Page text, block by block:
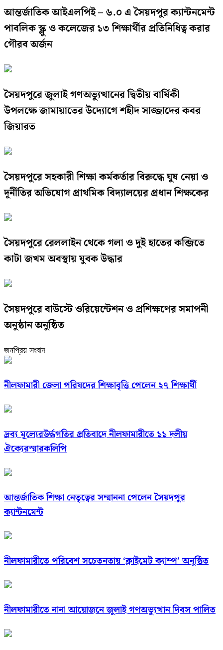
আন্তর্জাতিক আইএলপিই – ৬.০ এ সৈয়দপুর ক্যান্টনমেন্ট
পাবলিক স্ক্লু ও কলেজের ১৩ শিক্ষার্থীর প্রতিনিধিত্ব করার
গৌরব অর্জন
সৈয়দপুরে জুলাই গণঅভ্যুত্থানের দ্বিতীয় বার্ষিকী
উপলক্ষে জামায়াতের উদ্যোগে শহীদ সাজ্জাদের কবর
জিয়ারত
সৈয়দপুরে সহকারী শিক্ষা কর্মকর্তার বিরুদ্ধে ঘুষ নেয়া ও
দূর্নীতির অভিযোগ প্রাথমিক বিদ্যালয়ের প্রধান শিক্ষকের
সৈয়দপুরে রেললাইন থেকে গলা ও দুই হাতের কব্জিতে
কাটা জখম অবস্থায় যুবক উদ্ধার
সৈয়দপুরে বাউস্টে ওরিয়েন্টেশন ও প্রশিক্ষণের সমাপনী
অনুষ্ঠান অনুষ্ঠিত
জনপ্রিয় সংবাদ
নীলফামারী জেলা পরিষদের শিক্ষাবৃত্তি পেলেন ২৭ শিক্ষার্থী
দ্রব্য মূল্যেরউর্দ্ধগতির প্রতিবাদে নীলফামারীতে ১১ দলীয়
ঐক্যেরস্মারকলিপি
আন্তর্জাতিক শিক্ষা নেতৃত্বের সম্মাননা পেলেন সৈয়দপুর
ক্যান্টনমেন্ট
নীলফামারীতে পরিবেশ সচেতনতায় ‘ক্লাইমেট ক্যাম্প’ অনুষ্ঠিত
নীলফামারীতে নানা আয়োজনে জুলাই গণঅভ্যুত্থান দিবস পালিত